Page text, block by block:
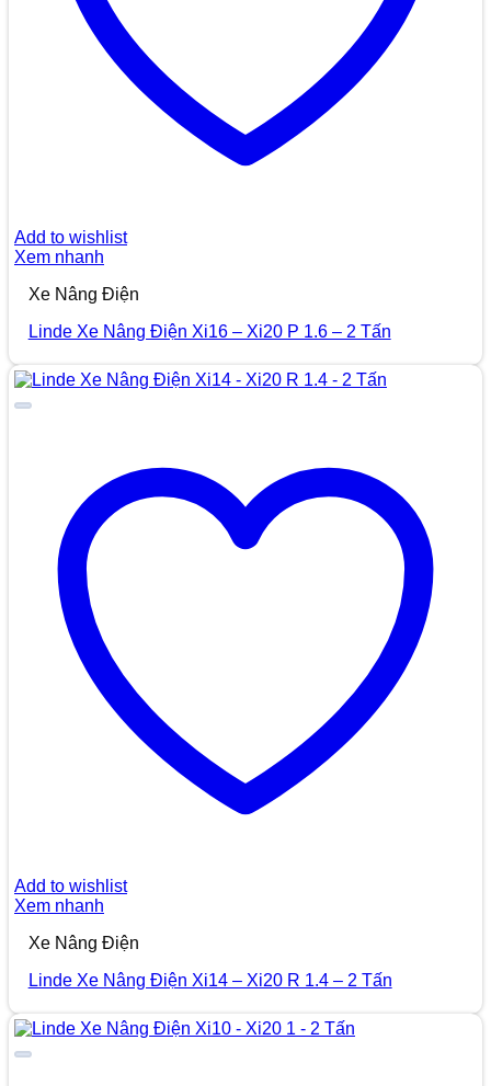
Add to wishlist
Xem nhanh
Xe Nâng Điện
Linde Xe Nâng Điện Xi16 – Xi20 P 1.6 – 2 Tấn
Add to wishlist
Xem nhanh
Xe Nâng Điện
Linde Xe Nâng Điện Xi14 – Xi20 R 1.4 – 2 Tấn